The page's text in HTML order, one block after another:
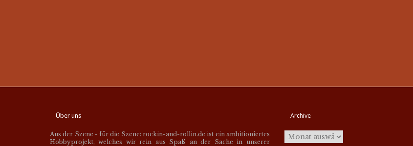
Über uns
Aus der Szene - für die Szene: rockin-and-rollin.de ist ein ambitioniertes
Hobbyprojekt, welches wir rein aus Spaß an der Sache in unserer
Archive